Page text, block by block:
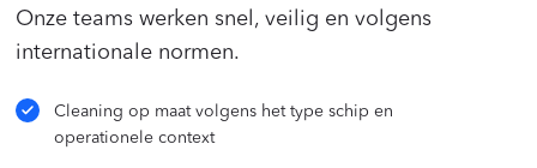
Onze teams werken snel, veilig en volgens
internationale normen.
Cleaning op maat volgens het type schip en
operationele context